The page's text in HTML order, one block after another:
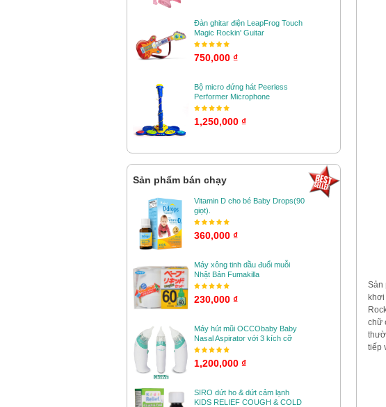
Sản
chữ
tiếp
Đàn ghitar điện LeapFrog Touch
Magic Rockin' Guitar
750,000 ₫
Bộ micro đứng hát Peerless
Performer Microphone
1,250,000 ₫
Sản phẩm bán chạy
Vitamin D cho bé Baby Drops(90
giọt).
360,000 ₫
Máy xông tinh dầu đuổi muỗi
Nhật Bản Fumakilla
230,000 ₫
Máy hút mũi OCCObaby Baby
Nasal Aspirator với 3 kích cỡ
1,200,000 ₫
SIRO dứt ho & dứt cảm lạnh
KIDS RELIEF COUGH & COLD